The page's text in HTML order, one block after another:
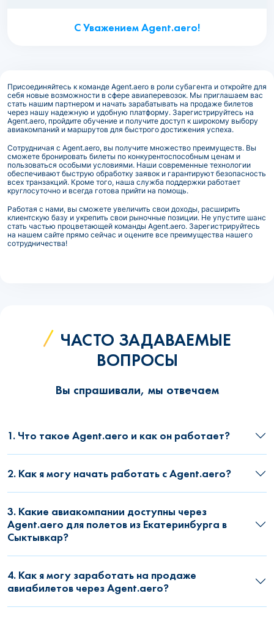
С Уважением Agent.aero!
Присоединяйтесь к команде Agent.aero в роли субагента и откройте для
себя новые возможности в сфере авиаперевозок. Мы приглашаем вас
стать нашим партнером и начать зарабатывать на продаже билетов
через нашу надежную и удобную платформу. Зарегистрируйтесь на
Agent.aero, пройдите обучение и получите доступ к широкому выбору
авиакомпаний и маршрутов для быстрого достижения успеха.
Сотрудничая с Agent.aero, вы получите множество преимуществ. Вы
сможете бронировать билеты по конкурентоспособным ценам и
пользоваться особыми условиями. Наши современные технологии
обеспечивают быструю обработку заявок и гарантируют безопасность
всех транзакций. Кроме того, наша служба поддержки работает
круглосуточно и всегда готова прийти на помощь.
Работая с нами, вы сможете увеличить свои доходы, расширить
клиентскую базу и укрепить свои рыночные позиции. Не упустите шанс
стать частью процветающей команды Agent.aero. Зарегистрируйтесь
на нашем сайте прямо сейчас и оцените все преимущества нашего
сотрудничества!
ЧАСТО ЗАДАВАЕМЫЕ
ВОПРОСЫ
Вы спрашивали, мы отвечаем
1. Что такое Agent.aero и как он работает?
2. Как я могу начать работать с Agent.aero?
3. Какие авиакомпании доступны через
Agent.aero для полетов из Екатеринбурга в
Сыктывкар?
4. Как я могу заработать на продаже
авиабилетов через Agent.aero?